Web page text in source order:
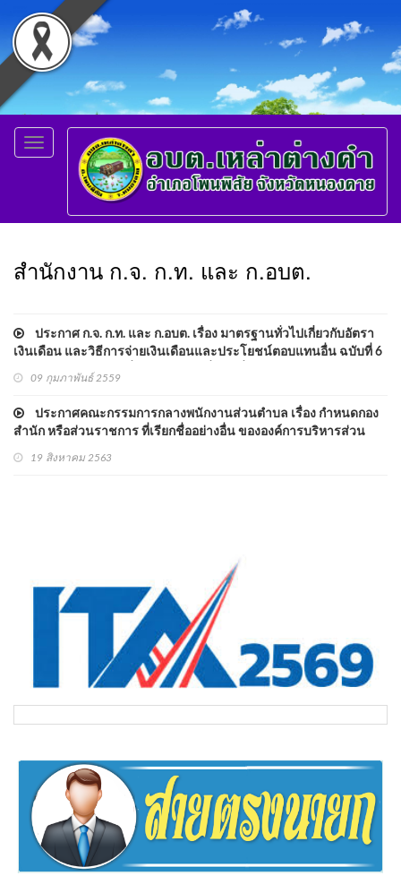
Toggle
navigation
สำนักงาน ก.จ. ก.ท. และ ก.อบต.
ประกาศ ก.จ. ก.ท. และ ก.อบต. เรื่อง มาตรฐานทั่วไปเกี่ยวกับอัตรา
เงินเดือน และวิธีการจ่ายเงินเดือนและประโยชน์ตอบแทนอื่น ฉบับที่ 6
และประกาศ ก.อบต. เรื่อง มาตรฐานทั่วไปเกี่ยวกับอัตราเงินเดือนและ
วิธีการจ่ายเงินเดือนและประโยชน์ตอบแทนอื่น ฉบับที่ 5
09 กุมภาพันธ์ 2559
ประกาศคณะกรรมการกลางพนักงานส่วนตําบล เรื่อง กําหนดกอง
สำนัก หรือส่วนราชการ ที่เรียกชื่ออย่างอื่น ขององค์การบริหารส่วน
ตำบล พ.ศ.2563
19 สิงหาคม 2563